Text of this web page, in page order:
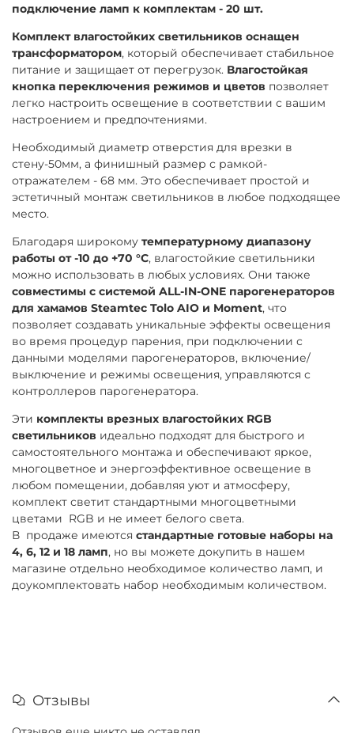
подключение ламп к комплектам - 20 шт.
Комплект влагостойких светильников оснащен
трансформатором, который обеспечивает стабильное
питание и защищает от перегрузок. Влагостойкая
кнопка переключения режимов и цветов позволяет
легко настроить освещение в соответствии с вашим
настроением и предпочтениями.
Необходимый диаметр отверстия для врезки в
стену-50мм, а финишный размер с рамкой-
отражателем - 68 мм. Это обеспечивает простой и
эстетичный монтаж светильников в любое подходящее
место.
Благодаря широкому температурному диапазону
работы от -10 до +70 °C, влагостойкие светильники
можно использовать в любых условиях. Они также
совместимы с системой ALL-IN-ONE парогенераторов
для хамамов Steamtec Tolo AIO и Moment, что
позволяет создавать уникальные эффекты освещения
во время процедур парения, при подключении с
данными моделями парогенераторов, включение/
выключение и режимы освещения, управляются с
контроллеров парогенератора.
Эти комплекты врезных влагостойких RGB
светильников идеально подходят для быстрого и
самостоятельного монтажа и обеспечивают яркое,
многоцветное и энергоэффективное освещение в
любом помещении, добавляя уют и атмосферу,
комплект светит стандартными многоцветными
цветами RGB и не имеет белого света.
В продаже имеются стандартные готовые наборы на
4, 6, 12 и 18 ламп, но вы можете докупить в нашем
магазине отдельно необходимое количество ламп, и
доукомплектовать набор необходимым количеством.
Отзывы